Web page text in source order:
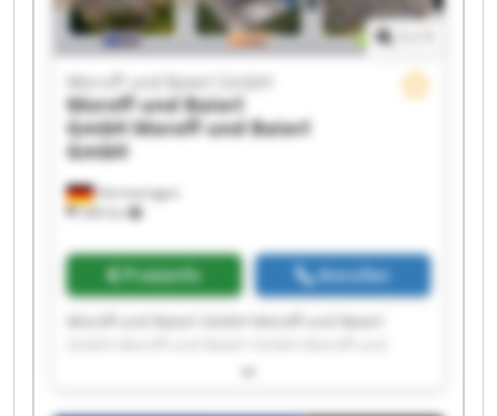
Hermaringen
340 km
Moroff und Baierl GmbH
Moroff und Baierl
GmbHMoroff und Baierl
GmbH
Preisinfo Anrufen
Moroff und Baierl GmbH Moroff und Baierl
Baierl GmbH Moroff und Baierl GmbH Moroff